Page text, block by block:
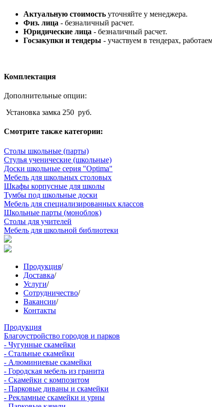
Актуальную стоимость уточняйте у менеджера.
Физ. лица - безналичный расчет.
Юридические лица - безналичный расчет.
Госзакупки и тендеры - участвуем в тендерах,
Комплектация
Дополнительные опции:
Установка замка 250 руб.
Смотрите также категории:
Столы школьные (парты)
Стулья ученические (школьные)
Доски школьные серия "Optima"
Мебель для школьных столовых
Шкафы корпусные для школы
Тумбы под школьные доски
Мебель для специализированных классов
Школьные парты (моноблок)
Столы для учителей
Мебель для школьной библиотеки
Продукция/
Доставка/
Услуги/
Сотрудничество/
Вакансии/
Контакты
Продукция
Благоустройство городов и парков
- Чугунные скамейки
- Стальные скамейки
- Алюминиевые скамейки
- Городская мебель из гранита
- Скамейки с композитом
- Парковые диваны и скамейки
- Рекламные скамейки и урны